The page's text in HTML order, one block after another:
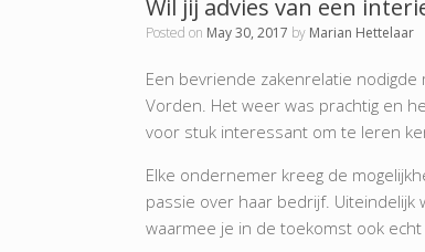
Wil jij advies van een
Posted on May 30, 2017 by Marian Hettelaar
Een bevriende zakenrelatie nodigde
Vorden. Het weer was prachtig en
voor stuk interessant om te leren
Elke ondernemer kreeg de
passie over haar bedrijf. Uiteindelijk
waarmee je in de toekomst ook